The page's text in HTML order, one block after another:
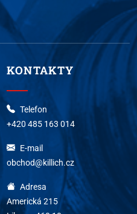
KONTAKTY
Telefon
+420 485 163 014
E-mail
obchod@killich.cz
Adresa
Americká 215